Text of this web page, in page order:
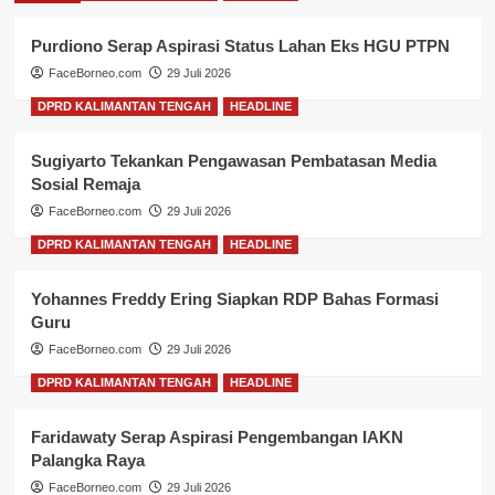
Purdiono Serap Aspirasi Status Lahan Eks HGU PTPN
FaceBorneo.com 29 Juli 2026
DPRD KALIMANTAN TENGAH HEADLINE
Sugiyarto Tekankan Pengawasan Pembatasan Media
Sosial Remaja
FaceBorneo.com 29 Juli 2026
DPRD KALIMANTAN TENGAH HEADLINE
Yohannes Freddy Ering Siapkan RDP Bahas Formasi
Guru
FaceBorneo.com 29 Juli 2026
DPRD KALIMANTAN TENGAH HEADLINE
Faridawaty Serap Aspirasi Pengembangan IAKN
Palangka Raya
FaceBorneo.com 29 Juli 2026